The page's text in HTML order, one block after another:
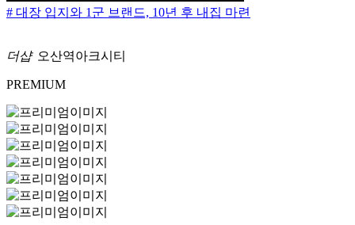
# 대장 입지와 1군 브랜드, 10년 후 내집 마련
더샵 오산역아크시티
PREMIUM